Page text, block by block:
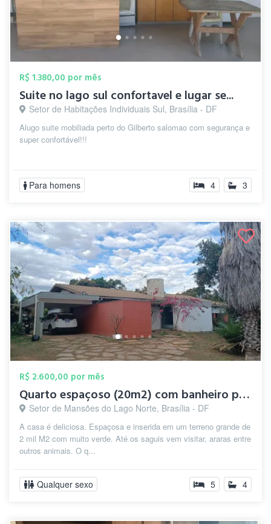
R$ 1.380,00 por mês
Suite no lago sul confortavel e lugar se...
Setor de Habitações Individuais Sul, Brasília - DF
Alugo suite mobiliada perto do Gilberto salomao com segurança e
super confortável!!!
Para homens 4 3
R$ 2.600,00 por mês
Quarto espaçoso (20m2) com banheiro priv...
Setor de Mansões do Lago Norte, Brasília - DF
A casa é deliciosa. Espaçosa e inserida em um terreno grande de
2 mil M2 com muito verde. Até os saguis vem visitar, araras entre
outros animais. O q...
Qualquer sexo 5 4